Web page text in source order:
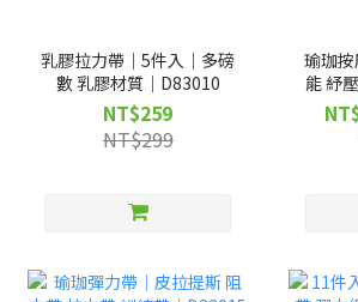
乳膠拉力帶｜5件入｜多磅
數 乳膠材質｜D83010
NT$259
NT$299
瑜珈
能 紓